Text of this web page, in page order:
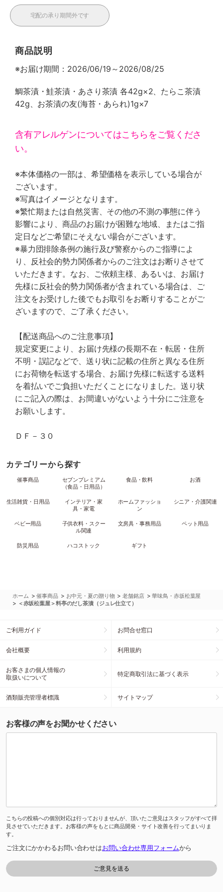
宅配の承り期間外です
商品説明
※お届け期間：2026/06/19～2026/08/25
鯛茶漬・鮭茶漬・あさり茶漬 各42g×2、たらこ茶漬
42g、お茶漬の友(海苔・あられ)1g×7
含有アレルゲンについてはこちらをご覧くださ
い。
※本体価格の一部は、希望価格を表示している場合が
ございます。
※写真はイメージとなります。
※繁忙期または自然災害、その他の不測の事態に伴う
影響により、商品のお届けが困難な地域、またはご指
定日などご希望にそえない場合がございます。
※暴力団排除条例の施行及び警察からのご指導によ
り、反社会的勢力関係者からのご注文はお断りさせて
いただきます。なお、ご依頼主様、あるいは、お届け
先様に反社会的勢力関係者が含まれている場合は、ご
注文をお受けした後でもお取引をお断りすることがご
ざいますので、ご了承ください。
【配送商品へのご注意事項】
規定変更により、お届け先様の長期不在・転居・住所
不明・誤記などで、送り状に記載の住所と異なる住所
にお荷物を転送する場合、お届け先様に転送する送料
を着払いでご負担いただくことになりました。送り状
にご記入の際は、お間違いがないよう十分にご注意を
お願いします。
ＤＦ－３０
カテゴリーから探す
催事商品
セブンプレミアム
（食品・日用品）
食品・飲料 お酒
生活雑貨・日用品
インテリア・家
具・家電
ホームファッショ
ン
シニア・介護関連
ベビー用品
子供衣料・スクー
ル関連
文房具・事務用品 ペット用品
防災用品 ハコストック ギフト
ホーム >催事商品 > お中元・夏の贈り物 >老舗銘店 >華味鳥・赤坂松葉屋
> ＜赤坂松葉屋＞料亭のだし茶漬（ジュレ仕立て）
ご利用ガイド お問合せ窓口
会社概要 利用規約
お客さまの個人情報の
取扱いについて
特定商取引法に基づく表示
酒類販売管理者標識 サイトマップ
お客様の声をお聞かせください
こちらの投稿への個別対応は行っておりませんが、頂いたご意見はスタッフがすべて拝
見させていただきます。お客様の声をもとに商品開発・サイト改善を行ってまいりま
す。
ご注文にかかわるお問い合わせはお問い合わせ専用フォームから